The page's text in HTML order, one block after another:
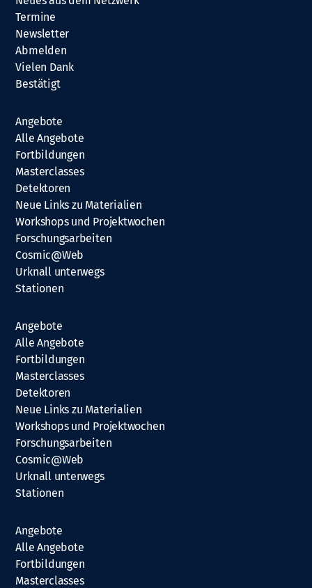
Termine
Newsletter
Abmelden
Vielen Dank
Bestätigt
Angebote
Alle Angebote
Fortbildungen
Masterclasses
Detektoren
Neue Links zu Materialien
Workshops und Projektwochen
Forschungsarbeiten
Cosmic@Web
Urknall unterwegs
Stationen
Angebote
Alle Angebote
Fortbildungen
Masterclasses
Detektoren
Neue Links zu Materialien
Workshops und Projektwochen
Forschungsarbeiten
Cosmic@Web
Urknall unterwegs
Stationen
Angebote
Alle Angebote
Fortbildungen
Masterclasses